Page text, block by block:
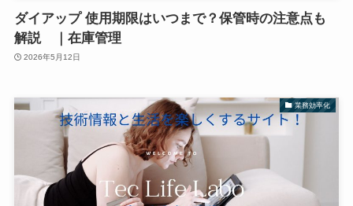
ダイアップ 使用期限はいつまで？保管時の注意点も
解説 ｜在庫管理
2026年5月12日
業務効率化